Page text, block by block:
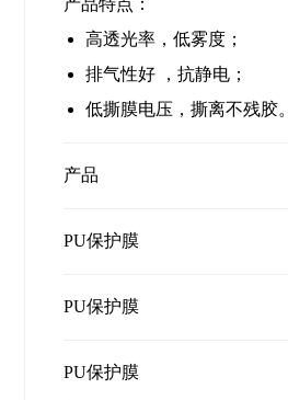
产品特点：
高透光率，低雾度；
排气性好 ，抗静电；
低撕膜电压，撕离不残胶。
产品
PU保护膜
PU保护膜
PU保护膜